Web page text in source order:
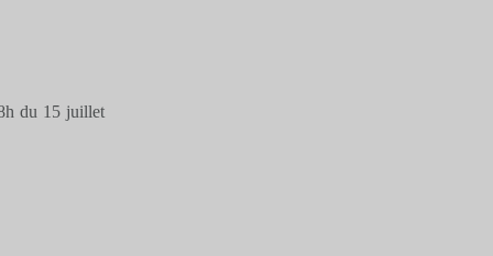
du 15 juillet